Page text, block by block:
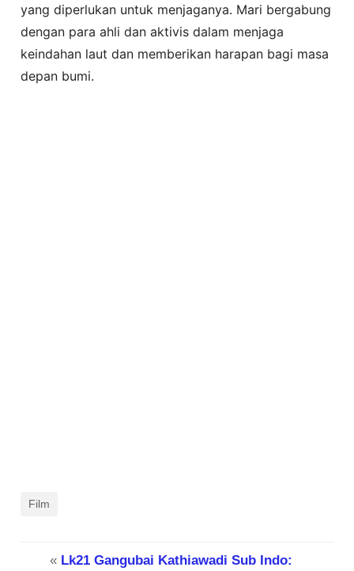
yang diperlukan untuk menjaganya. Mari bergabung
dengan para ahli dan aktivis dalam menjaga
keindahan laut dan memberikan harapan bagi masa
depan bumi.
Film
« Lk21 Gangubai Kathiawadi Sub Indo: